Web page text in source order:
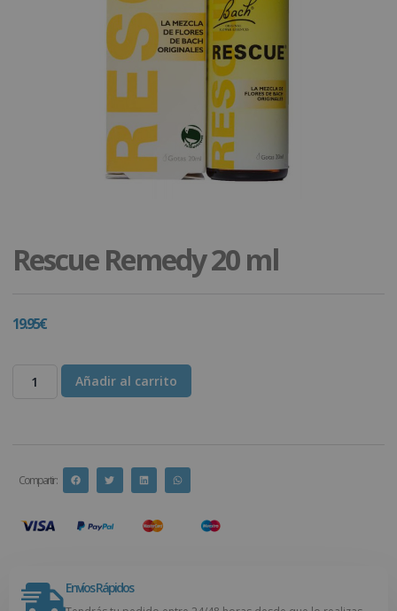
Rescue Remedy 20 ml
19.95€
Añadir al carrito
Compartir :
Envíos Rápidos